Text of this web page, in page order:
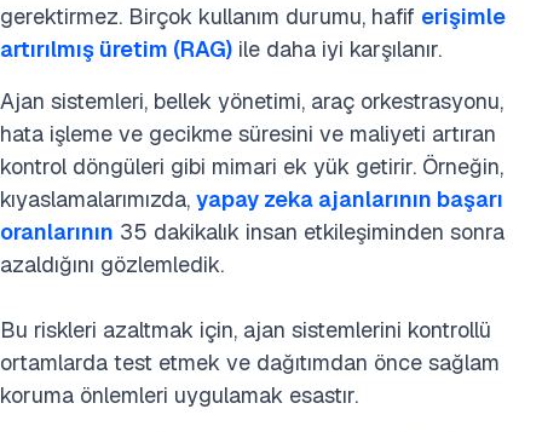
gerektirmez. Birçok kullanım durumu, hafif erişimle
artırılmış üretim (RAG) ile daha iyi karşılanır.
Ajan sistemleri, bellek yönetimi, araç orkestrasyonu,
hata işleme ve gecikme süresini ve maliyeti artıran
kontrol döngüleri gibi mimari ek yük getirir. Örneğin,
kıyaslamalarımızda, yapay zeka ajanlarının başarı
oranlarının 35 dakikalık insan etkileşiminden sonra
azaldığını gözlemledik.
Bu riskleri azaltmak için, ajan sistemlerini kontrollü
ortamlarda test etmek ve dağıtımdan önce sağlam
koruma önlemleri uygulamak esastır.